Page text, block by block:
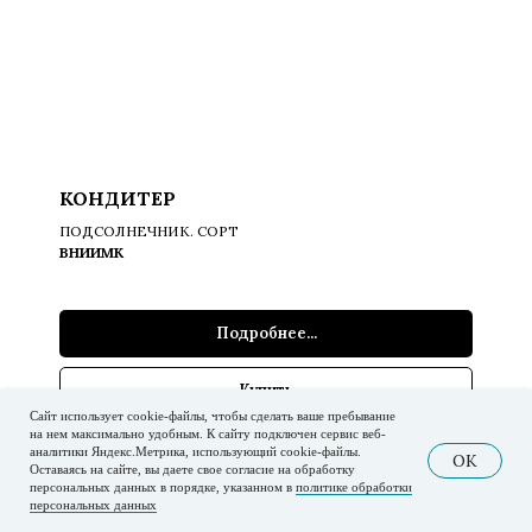
Сайт использует cookie-файлы, чтобы сделать ваше пребывание
на нем максимально удобным. К cайту подключен сервис веб-
аналитики Яндекс.Метрика, использующий cookie-файлы.
Оставаясь на сайте, вы даете свое согласие на обработку
персональных данных в порядке, указанном в политике обработки
персональных данных
OK
КОНДИТЕР
ПОДСОЛНЕЧНИК. СОРТ
ВНИИМК
Подробнее...
Купить